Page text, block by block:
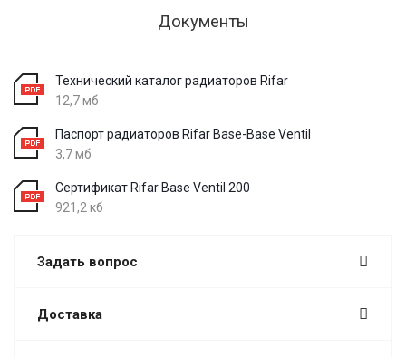
Документы
Технический каталог радиаторов Rifar
12,7 мб
Паспорт радиаторов Rifar Base-Base Ventil
3,7 мб
Сертификат Rifar Base Ventil 200
921,2 кб
Задать вопрос
Доставка